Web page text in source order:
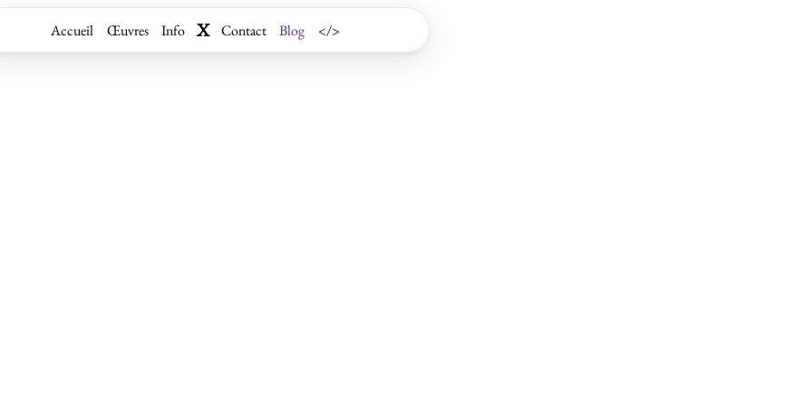
Accueil Œuvres Info X Contact Blog </>